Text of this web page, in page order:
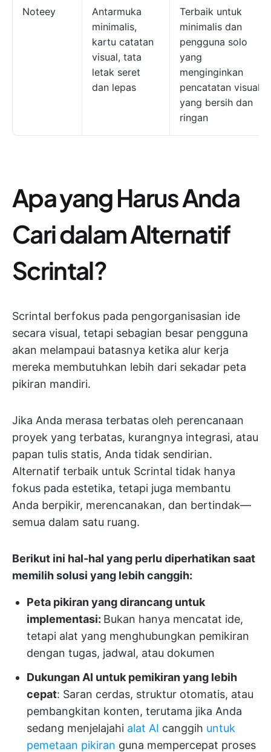
Noteey
Antarmuka
minimalis,
kartu catatan
visual, tata
letak seret
dan lepas
Terbaik untuk
minimalis dan
pengguna solo
yang
menginginkan
pencatatan visual
yang bersih dan
ringan
Apa yang Harus Anda
Cari dalam Alternatif
Scrintal?
Scrintal berfokus pada pengorganisasian ide
secara visual, tetapi sebagian besar pengguna
akan melampaui batasnya ketika alur kerja
mereka membutuhkan lebih dari sekadar peta
pikiran mandiri.
Jika Anda merasa terbatas oleh perencanaan
proyek yang terbatas, kurangnya integrasi, atau
papan tulis statis, Anda tidak sendirian.
Alternatif terbaik untuk Scrintal tidak hanya
fokus pada estetika, tetapi juga membantu
Anda berpikir, merencanakan, dan bertindak—
semua dalam satu ruang.
Berikut ini hal-hal yang perlu diperhatikan saat
memilih solusi yang lebih canggih:
Peta pikiran yang dirancang untuk
implementasi: Bukan hanya mencatat ide,
tetapi alat yang menghubungkan pemikiran
dengan tugas, jadwal, atau dokumen
Dukungan AI untuk pemikiran yang lebih
cepat: Saran cerdas, struktur otomatis, atau
pembangkitan konten, terutama jika Anda
sedang menjelajahi alat AI canggih untuk
pemetaan pikiran guna mempercepat proses